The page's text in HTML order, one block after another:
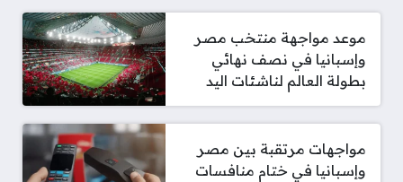
موعد مواجهة منتخب مصر
وإسبانيا في نصف نهائي
بطولة العالم لناشئات اليد
مواجهات مرتقبة بين مصر
وإسبانيا في ختام منافسات